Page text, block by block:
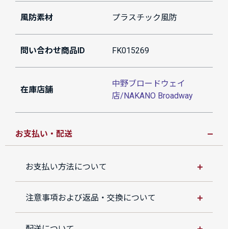
風防素材 プラスチック風防
問い合わせ商品ID FK015269
在庫店舗
中野ブロードウェイ
店/NAKANO Broadway
お支払い・配送
お支払い方法について
注意事項および返品・交換について